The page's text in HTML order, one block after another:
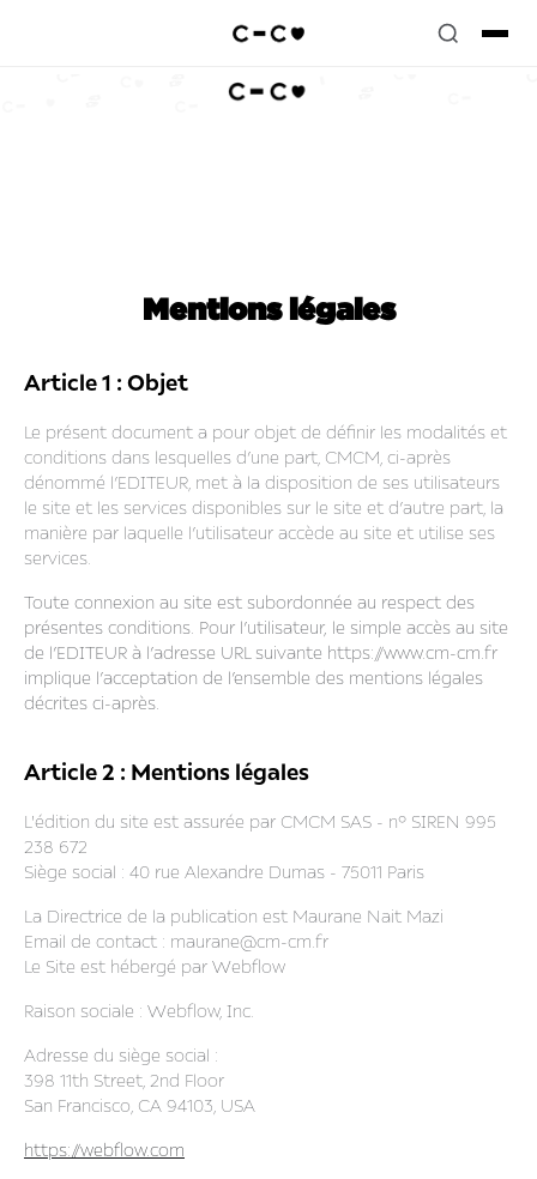
Mentions légales
Article 1 : Objet
Le présent document a pour objet de définir les modalités et
conditions dans lesquelles d’une part, CMCM, ci-après
dénommé l’EDITEUR, met à la disposition de ses utilisateurs
le site et les services disponibles sur le site et d’autre part, la
manière par laquelle l’utilisateur accède au site et utilise ses
services.
Toute connexion au site est subordonnée au respect des
présentes conditions. Pour l’utilisateur, le simple accès au site
de l’EDITEUR à l’adresse URL suivante https://www.cm-cm.fr
implique l’acceptation de l’ensemble des mentions légales
décrites ci-après.
Article 2 : Mentions légales
L'édition du site est assurée par CMCM SAS - n° SIREN 995
238 672
Siège social : 40 rue Alexandre Dumas - 75011 Paris
La Directrice de la publication est Maurane Nait Mazi
Email de contact : maurane@cm-cm.fr
Le Site est hébergé par Webflow
Raison sociale : Webflow, Inc.
Adresse du siège social :
398 11th Street, 2nd Floor
San Francisco, CA 94103, USA
https://webflow.com